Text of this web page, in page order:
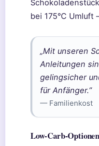
bei 175°C Umluft
„Mit unseren
Anleitungen
gelingsicher
für Anfänger.”
— Familienkost
Low-Carb-Optionen